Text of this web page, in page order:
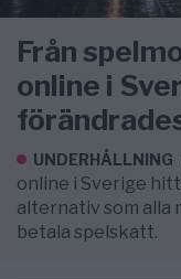
Från
online i
UNDERHÅLLNING
online i Sverige
alternativ som alla
betala spelskatt.